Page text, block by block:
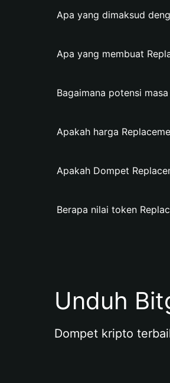
Apa yang dimaksud
Apa yang membuat
Bagaimana potensi
Apakah harga
Apakah Dompet
Berapa nilai token
Unduh
Dompet kripto